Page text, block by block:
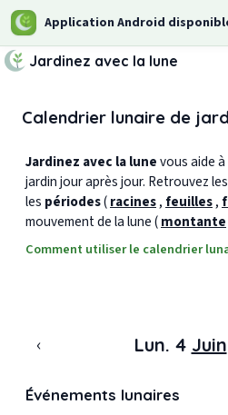
Application Android
Jardinez avec la lune
Calendrier lunaire de
Jardinez avec la lunevous aide
jardin jour après jour. Retrouvez les
les périodes(racines, feuilles,
mouvement de la lune (montante
Comment utiliser le calendrier
‹ Lun. 4 Juin
Événements lunaires